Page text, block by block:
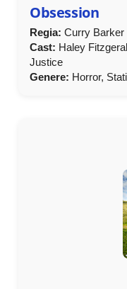
Obsession
Regia: Curry Barker
Cast: Haley
Justice
Genere: Horror,